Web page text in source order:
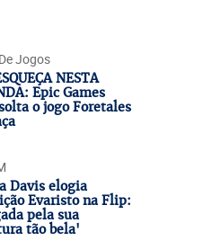
Jogos
NESTA
Epic Games
o jogo Foretales
Davis elogia
Evaristo na Flip:
pela sua
tão bela'